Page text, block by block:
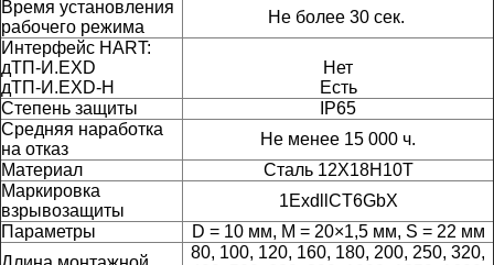
Время установления
рабочего режима
Не более 30 сек.
Интерфейс HART:
дТП-И.EXD
дТП-И.EXD-H
Нет
Есть
Степень защиты
IP65
Средняя наработка
на отказ
Не менее 15 000 ч.
Материал
Сталь 12Х18Н10Т
Маркировка
взрывозащиты
1ExdllCT6GbX
Параметры
D = 10 мм, M = 20×1,5 мм, S = 22 мм
80, 100, 120, 160, 180, 200, 250, 320,